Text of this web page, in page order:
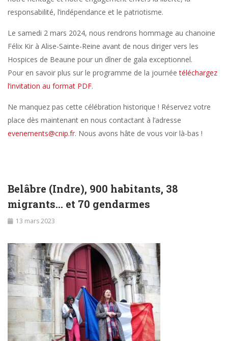
responsabilité, l’indépendance et le patriotisme.
Le samedi 2 mars 2024, nous rendrons hommage au chanoine
Félix Kir à Alise-Sainte-Reine avant de nous diriger vers les
Hospices de Beaune pour un dîner de gala exceptionnel.
Pour en savoir plus sur le programme de la journéetéléchargez
l’invitation au format PDF.
Ne manquez pas cette célébration historique ! Réservez votre
place dès maintenant en nous contactant à l’adresse
evenements@cnip.fr. Nous avons hâte de vous voir là-bas !
Belâbre (Indre), 900 habitants, 38
migrants… et 70 gendarmes
13 mars 2023